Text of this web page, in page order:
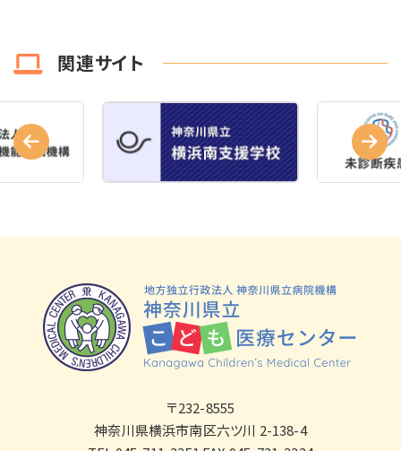
関連サイト
〒232-8555
神奈川県横浜市南区六ツ川 2-138-4